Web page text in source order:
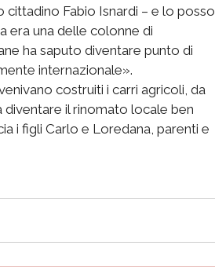
cittadino Fabio Isnardi – e lo posso
era una delle colonne di
ha saputo diventare punto di
internazionale».
costruiti i carri agricoli, da
il rinomato locale ben
i figli Carlo e Loredana, parenti e